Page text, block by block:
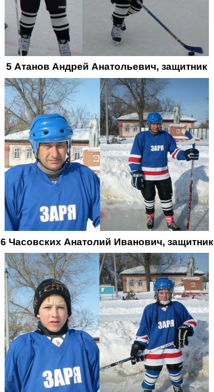
5 Атанов Андрей Анатольевич, защитник
6 Часовских Анатолий Иванович, защитник